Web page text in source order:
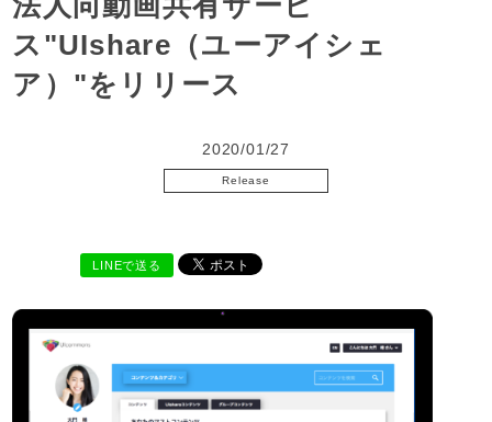
ス"UIshare（ユーアイシェ
ア）"をリリース
2020/01/27
Release
LINEで送る